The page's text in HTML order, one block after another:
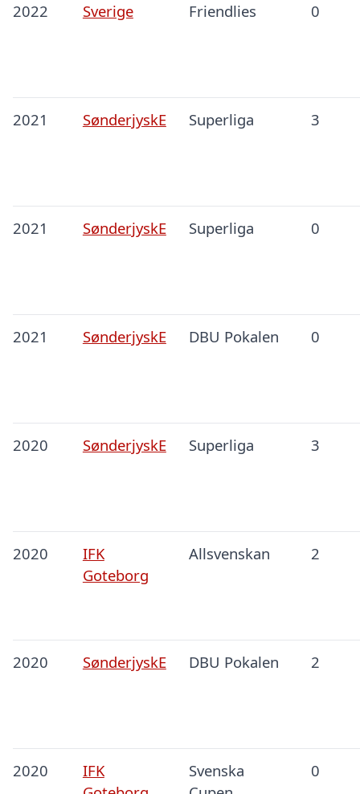
2022 Sverige Friendlies 0
2021 SønderjyskE Superliga 3
2021 SønderjyskE Superliga 0
2021 SønderjyskE DBU Pokalen 0
2020 SønderjyskE Superliga 3
2020
IFK
Goteborg
Allsvenskan 2
2020 SønderjyskE DBU Pokalen 2
2020
IFK
Svenska
0